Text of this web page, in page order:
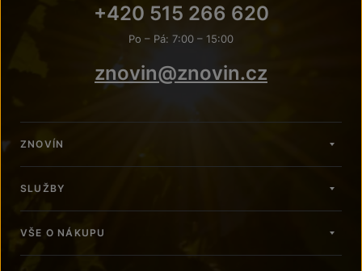
+420 515 266 620
Po – Pá: 7:00 – 15:00
znovin@znovin.cz
ZNOVÍN
SLUŽBY
VŠE O NÁKUPU